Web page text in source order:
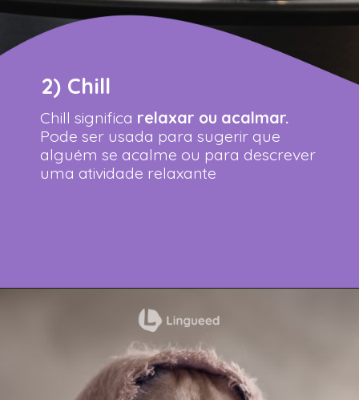
2) Chill
Chill significa relaxar ou acalmar.
Pode ser usada para sugerir que
alguém se acalme ou para descrever
uma atividade relaxante